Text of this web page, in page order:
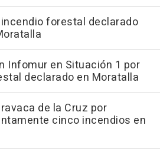
forestal declarado
Infomur en Situación 1 por
declarado en Moratalla
de la Cruz por
cinco incendios en